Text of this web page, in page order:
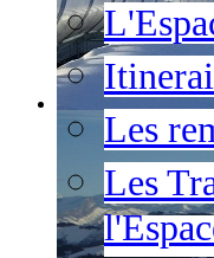
Les
Les